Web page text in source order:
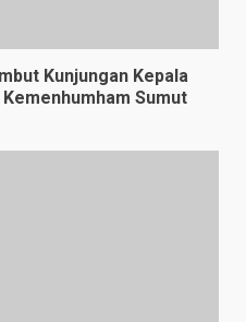
Kunjungan Kepala
Sumut